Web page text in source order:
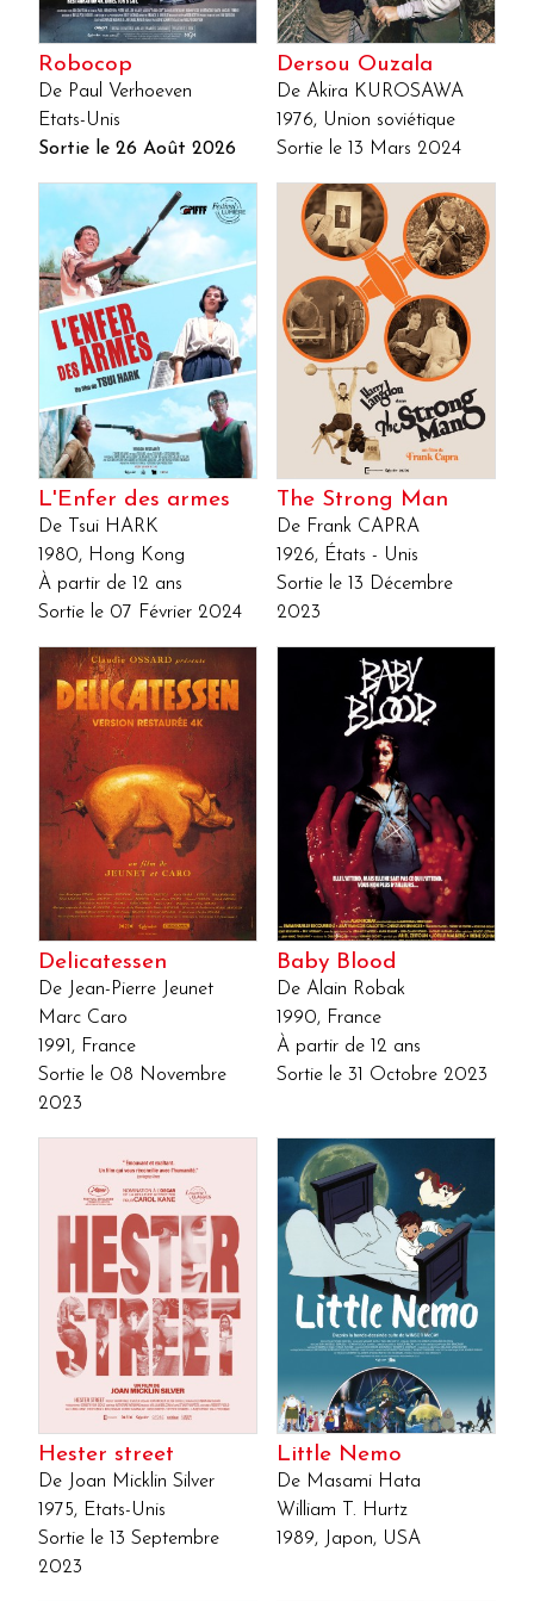
Robocop
De Paul Verhoeven
Etats-Unis
Sortie le 26 Août 2026
Dersou Ouzala
De Akira KUROSAWA
1976, Union soviétique
Sortie le 13 Mars 2024
L'Enfer des armes
De Tsui HARK
1980, Hong Kong
À partir de 12 ans
Sortie le 07 Février 2024
The Strong Man
De Frank CAPRA
1926, États - Unis
Sortie le 13 Décembre
2023
Delicatessen
De Jean-Pierre Jeunet
Marc Caro
1991, France
Sortie le 08 Novembre
2023
Baby Blood
De Alain Robak
1990, France
À partir de 12 ans
Sortie le 31 Octobre 2023
Hester street
De Joan Micklin Silver
1975, Etats-Unis
Sortie le 13 Septembre
2023
Little Nemo
De Masami Hata
William T. Hurtz
1989, Japon, USA